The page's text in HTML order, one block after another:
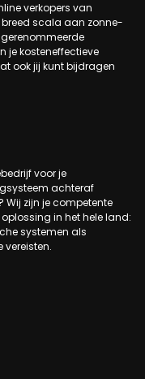
verkopers van
scala aan zonne-
je kosteneffectieve
ook jij kunt bijdragen
voor je
achteraf
Wij zijn je competente
in het hele land:
systemen als